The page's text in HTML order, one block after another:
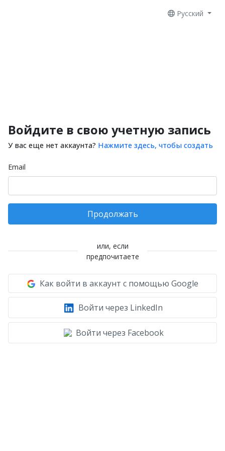
Русский
Войдите в свою учетную запись
У вас еще нет аккаунта? Нажмите здесь, чтобы создать
Email
Продолжать
или, если
предпочитаете
Как войти в аккаунт с помощью Google
Войти через LinkedIn
Войти через Facebook